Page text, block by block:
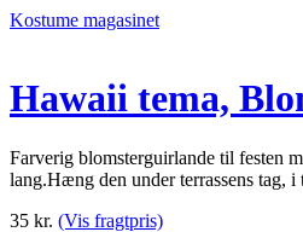
Kostume magasinet
Hawaii tema,
Farverig blomsterguirlande til festen
lang.Hæng den under terrassens tag, i
35 kr. (Vis fragtpris)